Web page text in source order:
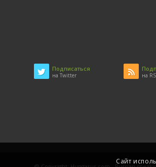
Подписаться
на Twitter на
Сайт